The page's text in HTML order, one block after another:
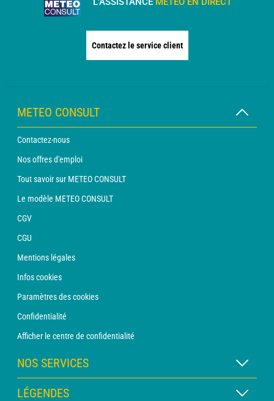
Contactez le service client
METEO CONSULT
Contactez-nous
Nos offres d'emploi
Tout savoir sur METEO CONSULT
Le modèle METEO CONSULT
CGV
CGU
Mentions légales
Infos cookies
Paramètres des cookies
Confidentialité
Afficher le centre de confidentialité
NOS SERVICES
Abonnement METEO Xpert
LÉGENDES